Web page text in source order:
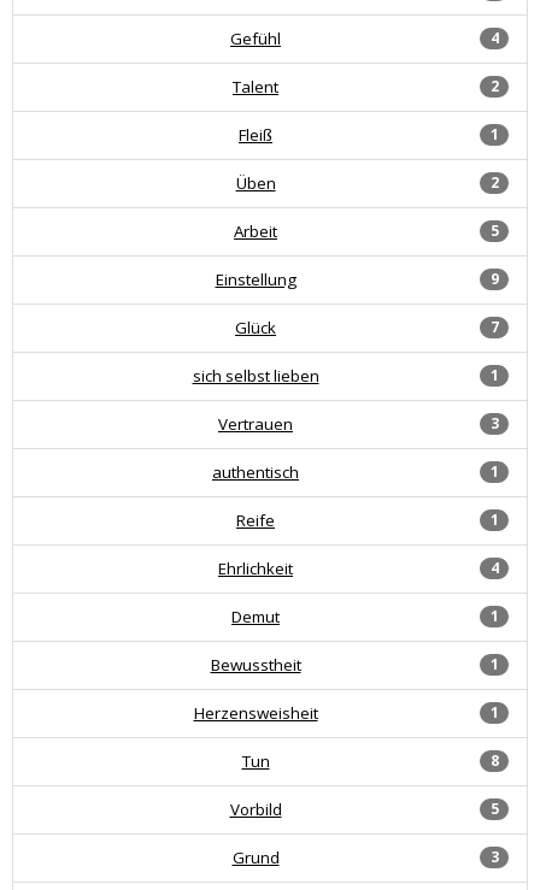
4
Gefühl
2
Talent
1
Fleiß
2
Üben
5
Arbeit
9
Einstellung
7
Glück
1
sich selbst lieben
3
Vertrauen
1
authentisch
1
Reife
4
Ehrlichkeit
1
Demut
1
Bewusstheit
1
Herzensweisheit
8
Tun
5
Vorbild
3
Grund